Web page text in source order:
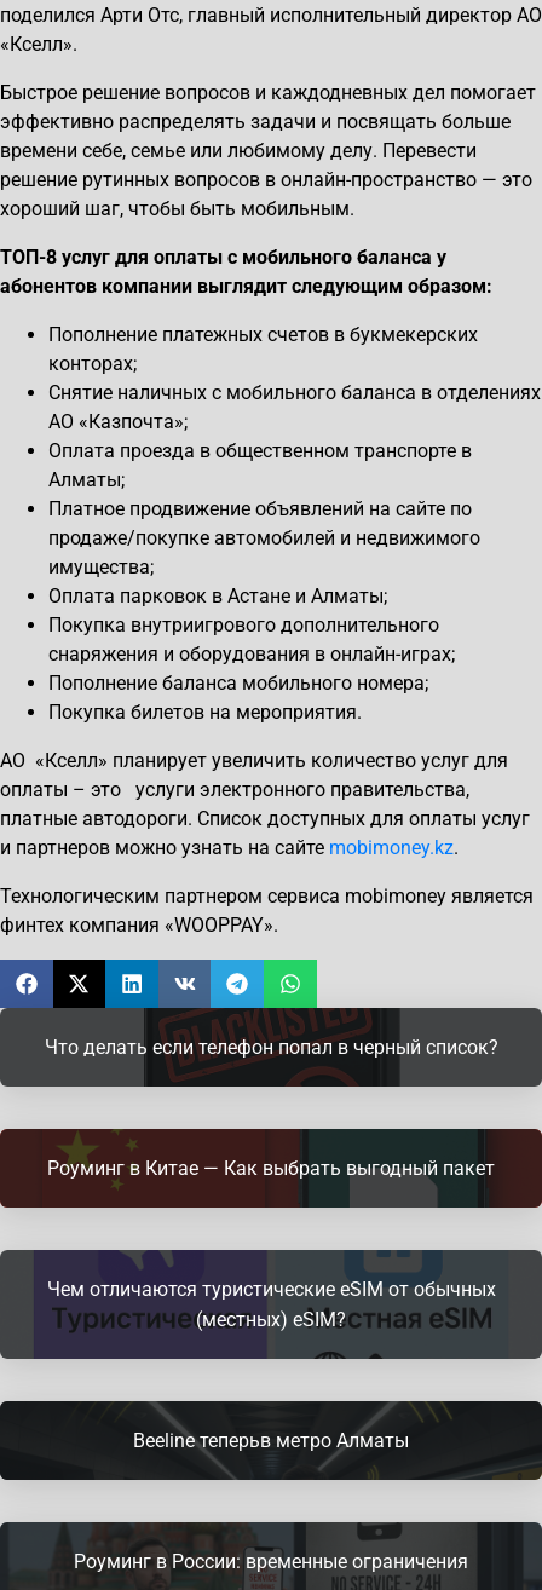
поделился Арти Отс, главный исполнительный директор АО
«Кселл».
Быстрое решение вопросов и каждодневных дел помогает
эффективно распределять задачи и посвящать больше
времени себе, семье или любимому делу. Перевести
решение рутинных вопросов в онлайн-пространство — это
хороший шаг, чтобы быть мобильным.
ТОП-8 услуг для оплаты с мобильного баланса у
абонентов компании выглядит следующим образом:
Пополнение платежных счетов в букмекерских
конторах;
Снятие наличных с мобильного баланса в отделениях
АО «Казпочта»;
Оплата проезда в общественном транспорте в
Алматы;
Платное продвижение объявлений на сайте по
продаже/покупке автомобилей и недвижимого
имущества;
Оплата парковок в Астане и Алматы;
Покупка внутриигрового дополнительного
снаряжения и оборудования в онлайн-играх;
Пополнение баланса мобильного номера;
Покупка билетов на мероприятия.
АО «Кселл» планирует увеличить количество услуг для
оплаты – это услуги электронного правительства,
платные автодороги. Список доступных для оплаты услуг
и партнеров можно узнать на сайте mobimoney.kz.
Технологическим партнером сервиса mobimoney является
финтех компания «WOOPPAY».
Что делать если телефон попал в черный список?
Роуминг в Китае — Как выбрать выгодный пакет
Чем отличаются туристические eSIM от обычных
(местных) eSIM?
Beeline теперьв метро Алматы
Роуминг в России: временные ограничения